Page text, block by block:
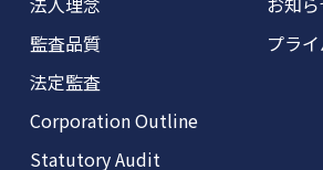
監査品質
法定監査
プラ
Corporation Outline
Statutory Audit